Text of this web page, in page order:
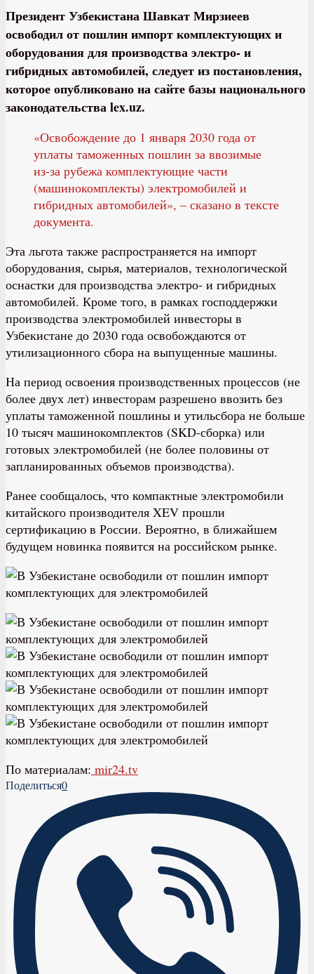
Президент Узбекистана Шавкат Мирзиеев
освободил от пошлин импорт комплектующих и
оборудования для производства электро- и
гибридных автомобилей, следует из постановления,
которое опубликовано на сайте базы национального
законодательства lex.uz.
«Освобождение до 1 января 2030 года от
уплаты таможенных пошлин за ввозимые
из-за рубежа комплектующие части
(машинокомплекты) электромобилей и
гибридных автомобилей», – сказано в тексте
документа.
Эта льгота также распространяется на импорт
оборудования, сырья, материалов, технологической
оснастки для производства электро- и гибридных
автомобилей. Кроме того, в рамках господдержки
производства электромобилей инвесторы в
Узбекистане до 2030 года освобождаются от
утилизационного сбора на выпущенные машины.
На период освоения производственных процессов (не
более двух лет) инвесторам разрешено ввозить без
уплаты таможенной пошлины и утильсбора не больше
10 тысяч машинокомплектов (SKD-сборка) или
готовых электромобилей (не более половины от
запланированных объемов производства).
Ранее сообщалось, что компактные электромобили
китайского производителя XEV прошли
сертификацию в России. Вероятно, в ближайшем
будущем новинка появится на российском рынке.
По материалам: mir24.tv
Поделиться0